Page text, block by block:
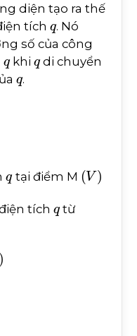
diện tạo ra thế
tích q. Nó
số của công
qkhi qdi chuyển
q.
tại điểm M (V)
tích
từ